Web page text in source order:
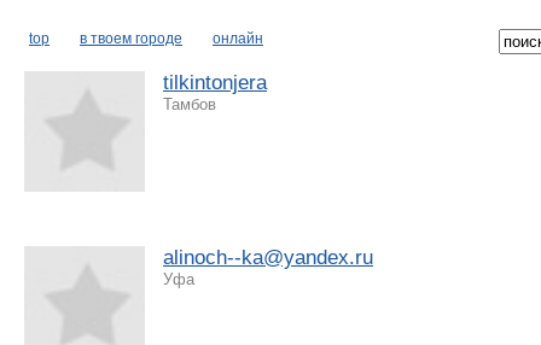
top в твоем городе онлайн
tilkintonjera
Тамбов
alinoch--ka@yandex.ru
Уфа